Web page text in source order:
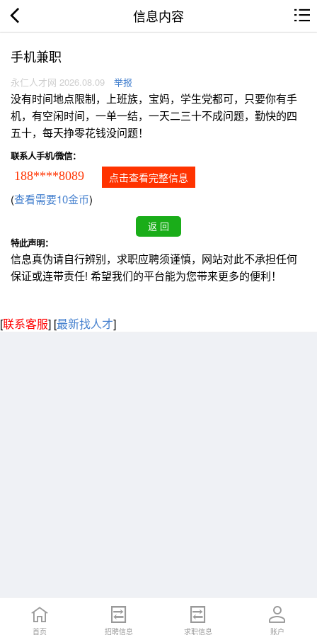
信息内容
手机兼职
永仁人才网 2026.08.09 举报
没有时间地点限制，上班族，宝妈，学生党都可，只要你有手
机，有空闲时间，一单一结，一天二三十不成问题，勤快的四
五十，每天挣零花钱没问题！
联系人手机/微信：
188****8089 点击查看完整信息
(查看需要10金币)
特此声明：
信息真伪请自行辨别，求职应聘须谨慎，网站对此不承担任何
保证或连带责任! 希望我们的平台能为您带来更多的便利！
[联系客服] [最新找人才]
首页 招聘信息 求职信息 账户